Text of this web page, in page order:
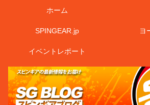
ホーム
SPINGEAR.jp ヨ
イベントレポート